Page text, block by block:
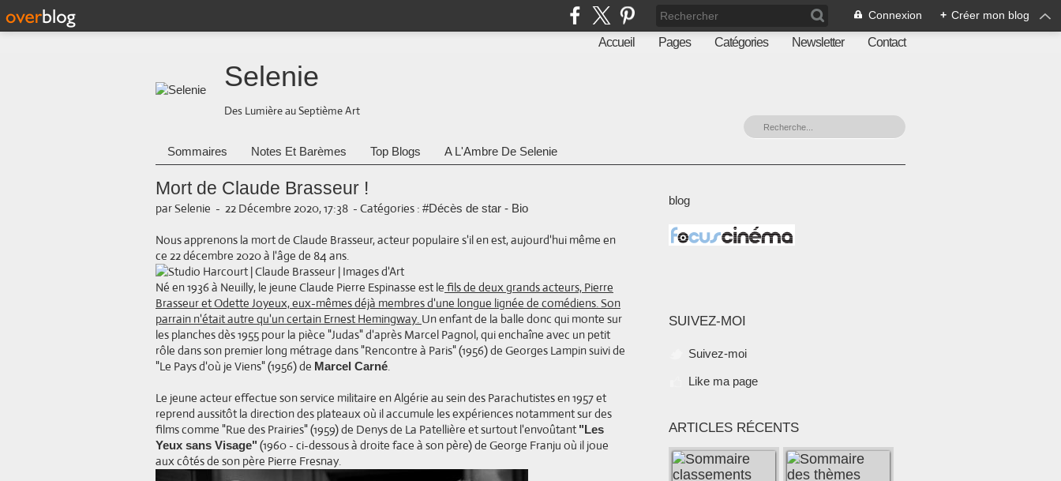
Connexion + Créer mon blog
Accueil Pages Catégories Newsletter Contact
Selenie
Des Lumière au Septième Art
Sommaires Notes Et Barèmes Top Blogs A L'Ambre De Selenie
Mort de Claude Brasseur !
par Selenie - 22 Décembre 2020, 17:38 - Catégories : #Décès de star - Bio
Nous apprenons la mort de Claude Brasseur, acteur populaire s'il en est, aujourd'hui même en
ce 22 décembre 2020 à l'âge de 84 ans.
Né en 1936 à Neuilly, le jeune Claude Pierre Espinasse est le fils de deux grands acteurs, Pierre
Brasseur et Odette Joyeux, eux-mêmes déjà membres d'une longue lignée de comédiens. Son
parrain n'était autre qu'un certain Ernest Hemingway. Un enfant de la balle donc qui monte sur
les planches dès 1955 pour la pièce "Judas" d'après Marcel Pagnol, qui enchaîne avec un petit
rôle dans son premier long métrage dans "Rencontre à Paris" (1956) de Georges Lampin suivi de
"Le Pays d'où je Viens" (1956) de Marcel Carné.
Le jeune acteur effectue son service militaire en Algérie au sein des Parachutistes en 1957 et
reprend aussitôt la direction des plateaux où il accumule les expériences notamment sur des
films comme "Rue des Prairies" (1959) de Denys de La Patellière et surtout l'envoûtant "Les
Yeux sans Visage" (1960 - ci-dessous à droite face à son père) de George Franju où il joue
aux côtés de son père Pierre Fresnay.
blog
SUIVEZ-MOI
Suivez-moi
Like ma page
ARTICLES RÉCENTS